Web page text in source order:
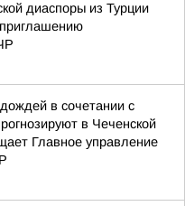
диаспоры из Турции
в сочетании с
в Чеченской
Главное управление